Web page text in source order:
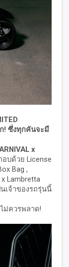
! ซึ่งทุกคันจะมี
x
อบด้วย License
Bag ,
Lambretta
เจ้าของรถรุ่นนี้
ม่ควรพลาด!